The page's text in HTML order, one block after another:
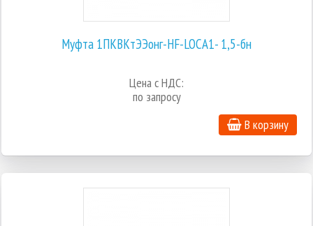
Муфта 1ПКВКтЭЭонг-HF-LOCA1- 1,5-бн
Цена с НДС:
по запросу
В корзину